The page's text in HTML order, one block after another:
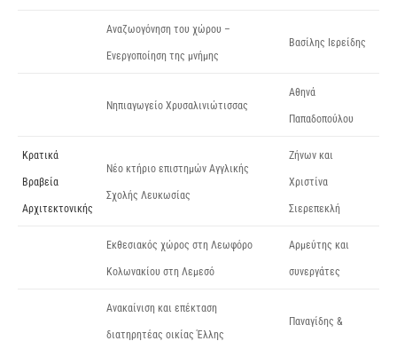
Αναζωογόνηση του χώρου –
Ενεργοποίηση της μνήμης
Βασίλης Ιερείδης
Νηπιαγωγείο Χρυσαλινιώτισσας
Αθηνά
Παπαδοπούλου
Κρατικά
Βραβεία
Αρχιτεκτονικής
Νέο κτήριο επιστημών Αγγλικής
Σχολής Λευκωσίας
Ζήνων και
Χριστίνα
Σιερεπεκλή
Εκθεσιακός χώρος στη Λεωφόρο
Κολωνακίου στη Λεμεσό
Αρμεύτης και
συνεργάτες
Ανακαίνιση και επέκταση
διατηρητέας οικίας Έλλης
Παναγίδης &